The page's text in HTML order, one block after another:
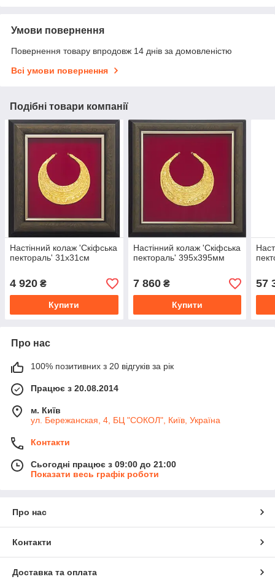
Умови повернення
Повернення товару впродовж 14 днів за домовленістю
Всі умови повернення
Подібні товари компанії
Настінний колаж 'Скіфська
пектораль' 31х31см
4 920 ₴
Купити
Настінний колаж 'Скіфська
пектораль' 395х395мм
7 860₴
Купити
57
Про нас
100% позитивних з 20 відгуків за рік
Працює з 20.08.2014
м. Київ
ул. Бережанская, 4, БЦ "СОКОЛ", Київ, Україна
Контакти
Сьогодні працює з 09:00 до 21:00
Показати весь графік роботи
Про нас
Контакти
Доставка та оплата